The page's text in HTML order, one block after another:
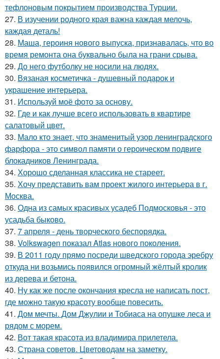
тефлоновым покрытием производства Турции.
27. В изучении родного края важна каждая мелочь,
каждая деталь!
28. Маша, героиня нового выпуска, признавалась, что во
время ремонта она буквально была на грани срыва.
29. До него футболку не носили на людях.
30. Вязаная косметичка - душевный подарок и
украшение интерьера.
31. Используй моё фото за основу.
32. Где и как лучше всего использовать в квартире
салатовый цвет.
33. Мало кто знает, что знаменитый узор ленинградского
фарфора - это символ памяти о героическом подвиге
блокадников Ленинграда.
34. Хорошо сделанная классика не стареет.
35. Хочу представить вам проект жилого интерьера в г.
Москва.
36. Одна из самых красивых усадеб Подмосковья - это
усадьба быково.
37. 7 апреля - день творческого беспорядка.
38. Volkswagen показал Atlas нового поколения.
39. В 2011 году прямо посреди шведского города эребру
откуда ни возьмись появился огромный жёлтый кролик
из дерева и бетона.
40. Ну как же после окончания кресла не написать пост,
где можно такую красоту вообще повесить.
41. Дом мечты. Дом Джулии и Тобиаса на опушке леса и
рядом с морем.
42. Вот такая красота из владимира прилетела.
43. Страна советов. Цветоводам на заметку.